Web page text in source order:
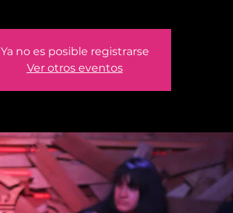
Ya no es posible registrarse
Ver otros eventos